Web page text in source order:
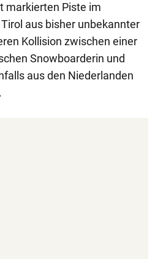
markierten Piste im
aus bisher unbekannter
Kollision zwischen einer
Snowboarderin und
aus den Niederlanden